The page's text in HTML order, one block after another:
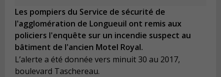
Les pompiers du Service de sécurité de
l'agglomération de Longueuil ont remis aux
policiers l'enquête sur un incendie suspect au
bâtiment de l'ancien Motel Royal.
L’alerte a été donnée vers minuit 30 au 2017,
boulevard Taschereau.